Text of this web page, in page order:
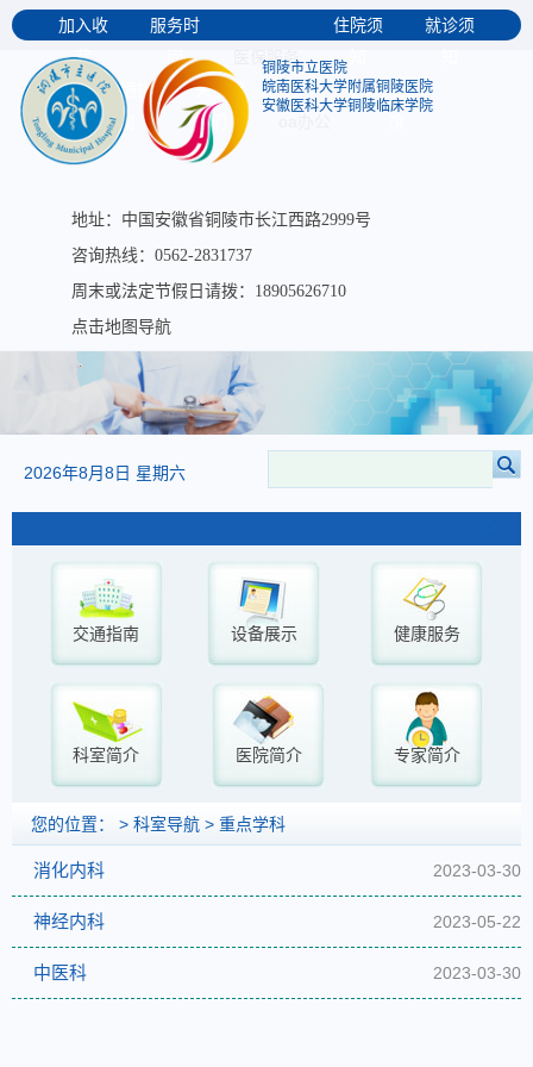
加入收
藏
服务时
间
医保服务
住院须
就诊须
交通指
南
关于我
们
大医图书
铜陵市立医院
皖南医科大学附属铜陵医院
安徽医科大学铜陵临床学院
地址：中国安徽省铜陵市长江西路2999号
咨询热线：0562-2831737
周末或法定节假日请拨：18905626710
点击地图导航
2026年8月8日 星期六
交通指南 健康服务
设备展示
专家简介
科室简介 医院简介
您的位置： > 科室导航 > 重点学科
消化内科 2023-03-30
神经内科 2023-05-22
中医科 2023-03-30